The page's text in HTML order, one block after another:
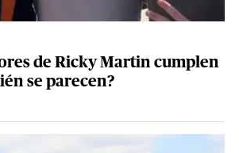
de Ricky Martin cumplen
se parecen?